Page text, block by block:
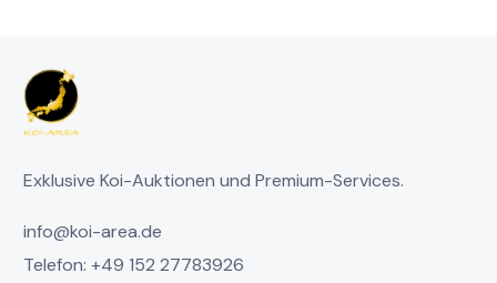
Exklusive Koi-Auktionen und Premium-Services.
info@koi-area.de
Telefon: +49 152 27783926